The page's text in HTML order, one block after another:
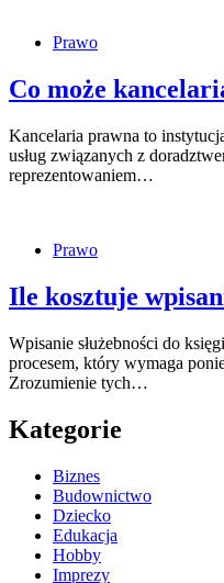
Prawo
Co może
Kancelaria prawna to
usług związanych z
reprezentowaniem…
Prawo
Ile kosztuje
Wpisanie służebności do
procesem, który wymaga
Zrozumienie tych…
Kategorie
Biznes
Budownictwo
Dziecko
Edukacja
Hobby
Imprezy